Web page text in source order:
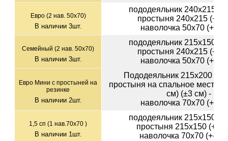
Евро (2 нав. 50х70)
В наличии 3шт.
пододеяльник 240х215
простыня 240х215 (+-
наволочка 50х70 (+-
Семейный (2 нав. 50х70)
В наличии 3шт.
пододеяльник 215х150
простыня 240х215 (+-
наволочка 50х70 (+-
Евро Мини с простыней на
резинке
В наличии 2шт.
Пододеяльник 215х200 см
простыня на спальное место
см) (±3 см) - 1шт
наволочка 70х70 (+-
1,5 сп (1 нав.70х70 )
В наличии 1шт.
пододеяльник 215х150
простыня 215х150 (+-
наволочка 70х70 (+-